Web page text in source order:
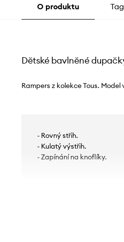
O produktu
Dětské bavlněné
Rampers z kolekce Tous.
- Rovný střih.
- Kulatý výstřih.
- Zapínání na knoflíky.